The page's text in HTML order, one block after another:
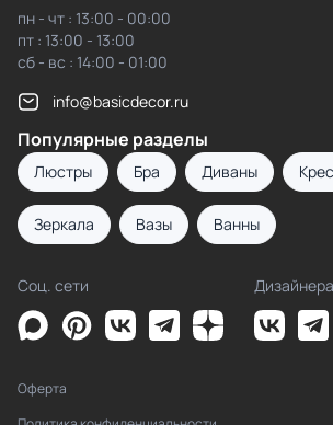
пн - чт : 13:00 - 00:00
пт : 13:00 - 13:00
сб - вс : 14:00 - 01:00
info@basicdecor.ru
Популярные разделы
Люстры Бра Диваны
Зеркала Вазы Ванны
Соц. сети
Оферта